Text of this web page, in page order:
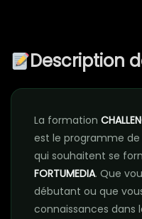
Description
La formation
est le programme
qui souhaitent se
FORTUMEDIA. Que
débutant ou que
connaissances dans